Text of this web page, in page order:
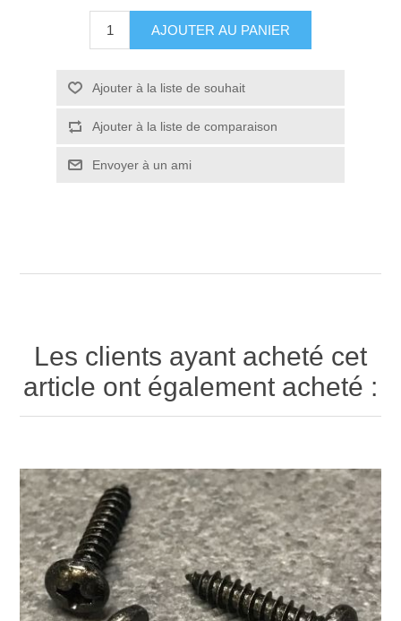
AJOUTER AU PANIER
Ajouter à la liste de souhait
Ajouter à la liste de comparaison
Envoyer à un ami
Les clients ayant acheté cet
article ont également acheté :